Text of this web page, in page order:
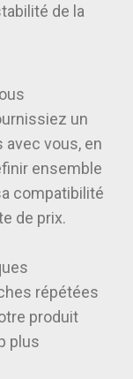
de la
un
avec vous, en
ensemble
compatibilité
de prix.
répétées
produit
plus